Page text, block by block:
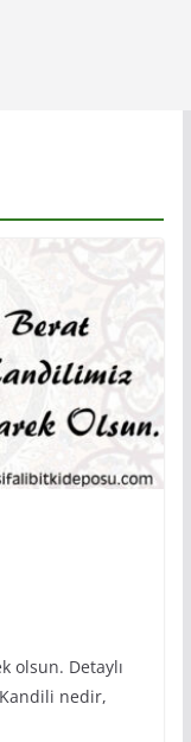
olsun. Detaylı
nedir,